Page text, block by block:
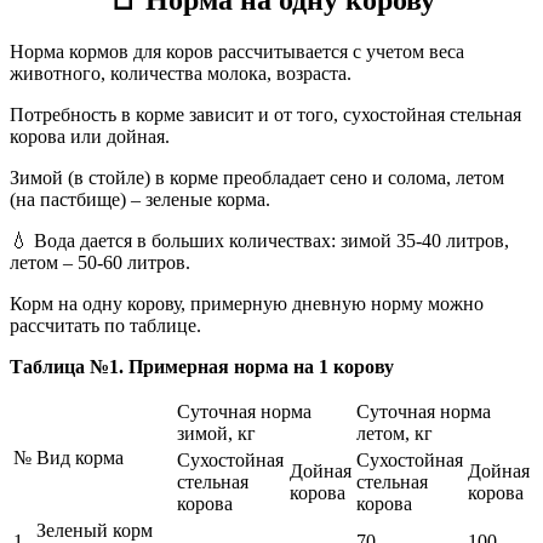
Норма кормов для коров рассчитывается с учетом веса
животного, количества молока, возраста.
Потребность в корме зависит и от того, сухостойная стельная
корова или дойная.
Зимой (в стойле) в корме преобладает сено и солома, летом
(на пастбище) – зеленые корма.
💧 Вода дается в больших количествах: зимой 35-40 литров,
летом – 50-60 литров.
Корм на одну корову, примерную дневную норму можно
рассчитать по таблице.
Таблица №1. Примерная норма на 1 корову
№ Вид корма
Суточная норма
зимой, кг
Суточная норма
летом, кг
Сухостойная
стельная
корова
Дойная
корова
Сухостойная
стельная
корова
Дойная
корова
Зеленый корм